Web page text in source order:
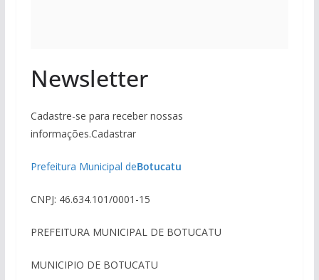
Newsletter
Cadastre-se para receber nossas
informações.Cadastrar
Prefeitura Municipal deBotucatu
CNPJ: 46.634.101/0001-15
PREFEITURA MUNICIPAL DE BOTUCATU
MUNICIPIO DE BOTUCATU